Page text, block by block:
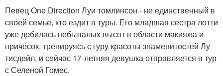
Певец One Direction Луи томлинсон - не единственный в
своей семье, кто ездит в туры. Его младшая сестра лотти
уже добилась небывалых высот в области макияжа и
причёсок, тренируясь с гуру красоты знаменитостей Лу
тисдейл, и сейчас 17-летняя девушка отправляется в тур
с Селеной Гомес.